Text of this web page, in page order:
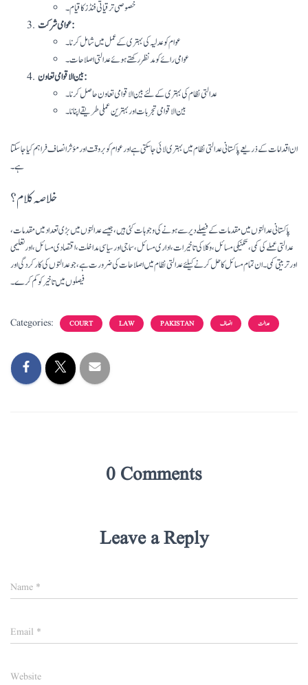
خصوصی ترقیاتی فنڈز کا قیام۔
عوامی شرکت:
عوام کو عدلیہ کی بہتری کے عمل میں شامل کرنا۔
عوامی رائے کو مد نظر رکھتے ہوئے عدالتی اصلاحات۔
بین الاقوامی تعاون:
عدالتی نظام کی بہتری کے لئے بین الاقوامی تعاون حاصل کرنا۔
بین الاقوامی تجربات اور بہترین عملی طریقے اپنانا۔
ان اقدامات کے ذریعے پاکستانی عدالتی نظام میں بہتری لائی جا سکتی ہے اور عوام کو بروقت اور مؤثر انصاف فراہم کیا جا سکتا
ہے۔
خلاصہ کلام؟
پاکستانی عدالتوں میں مقدمات کے فیصلے دیر سے ہونے کی وجوہات کئی ہیں، جیسے عدالتوں میں بڑی تعداد میں مقدمات،
عدالتی عملے کی کمی، تکنیکی مسائل، وکلا کی تاخیرات، اداری مسائل، سماجی اور سیاسی مداخلت، اقتصادی مسائل، اور تعلیمی
اور تربیتی کمی۔ ان تمام مسائل کا حل کرنے کیلئے عدالتی نظام میں اصلاحات کی ضرورت ہے، جو عدالتوں کی کارکردگی اور
فیصلوں میں تاخیر کو کم کرے۔
Categories: COURT LAW PAKISTAN انصاف عدالت
0 Comments
Leave a Reply
Name *
Email *
Website